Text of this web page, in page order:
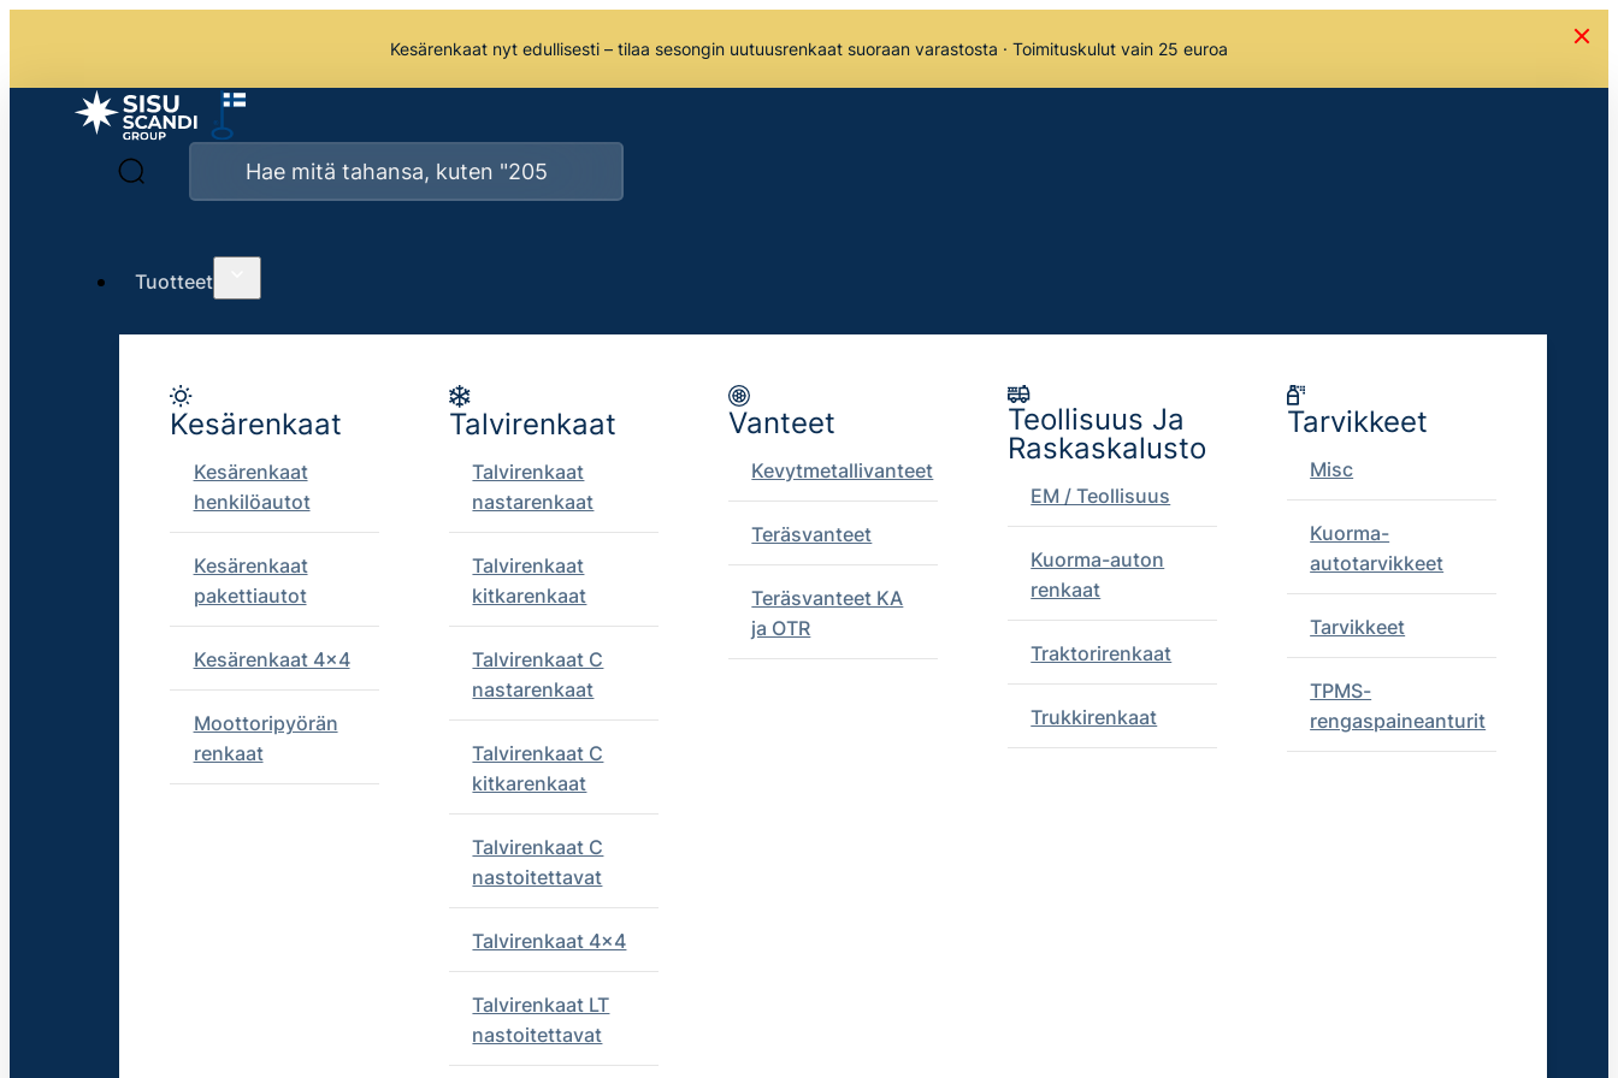
Kesärenkaat nyt edullisesti – tilaa sesongin uutuusrenkaat suoraan varastosta · Toimituskulut vain 25 euroa
Tuotteet
Kesärenkaat
Kesärenkaat
henkilöautot
Kesärenkaat
pakettiautot
Kesärenkaat 4x4
Moottoripyörän
renkaat
Talvirenkaat
Talvirenkaat
nastarenkaat
Talvirenkaat
kitkarenkaat
Talvirenkaat C
nastarenkaat
Talvirenkaat C
kitkarenkaat
Talvirenkaat C
nastoitettavat
Talvirenkaat 4x4
Talvirenkaat LT
nastoitettavat
Vanteet
Kevytmetallivanteet
Teräsvanteet
Teräsvanteet KA
ja OTR
Teollisuus Ja
Raskaskalusto
EM / Teollisuus
Kuorma-auton
renkaat
Traktorirenkaat
Trukkirenkaat
Tarvikkeet
Misc
Kuorma-
autotarvikkeet
Tarvikkeet
TPMS-
rengaspaineanturit